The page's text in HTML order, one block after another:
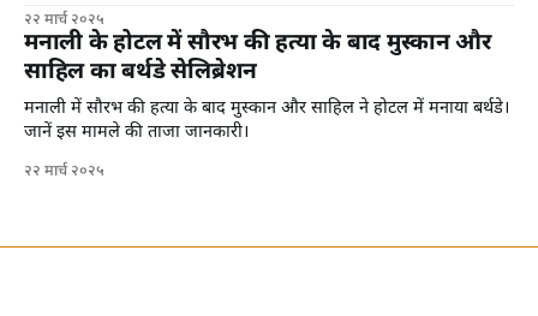
२२ मार्च २०२५
मनाली के होटल में सौरभ की हत्या के बाद मुस्कान और
साहिल का बर्थडे सेलिब्रेशन
मनाली में सौरभ की हत्या के बाद मुस्कान और साहिल ने होटल में मनाया बर्थडे।
जानें इस मामले की ताजा जानकारी।
२२ मार्च २०२५